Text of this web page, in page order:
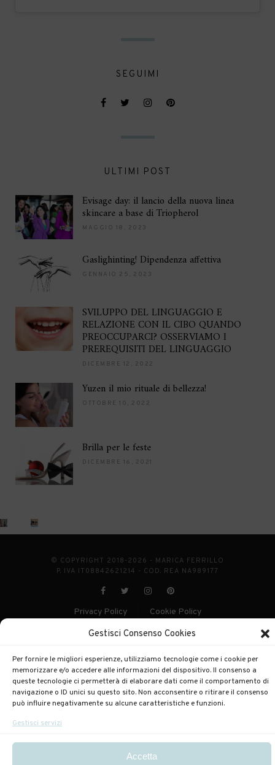
Gestisci Consenso Cookies
Per fornire le migliori esperienze, utilizziamo tecnologie come i cookie per
memorizzare e/o accedere alle informazioni del dispositivo. Il consenso a
queste tecnologie ci permetterà di elaborare dati come il comportamento di
navigazione o ID unici su questo sito. Non acconsentire o ritirare il consenso
può influire negativamente su alcune caratteristiche e funzioni.
Gestisci servizi
Accetta
SEGUIMI
ULTIMI POST
Evisage day: il lancio della nuova linea
skincare a base di Triopherol
MAGGIO 18, 2023
Gaslighinting! Dipendenza affettiva
GENNAIO 25, 2023
SVILUPPO DEL LINGUAGGIO E
RELAZIONE CON IL CIBO QUANDO
PREOCCUPARCI? OSSERVIAMO I
PREREQUISITI DEL LINGUAGGIO
DICEMBRE 12, 2022
Yuzen il mio rituale di bellezza!
OTTOBRE 10, 2022
Brilla per le feste
DICEMBRE 16, 2021
© COPYRIGHT 2018-2026 - MARICA FERRILLO
P. IVA IT08842621214 - COD. REA NA989177
Privacy Policy Cookie Policy
POWERED BYENKEY